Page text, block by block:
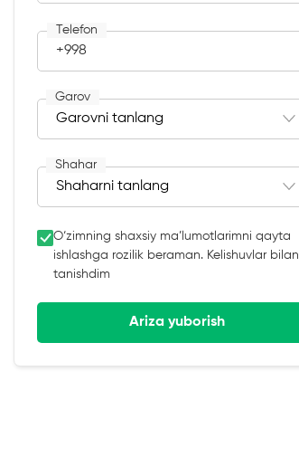
Telefon
+998
Garov
Shahar
O‘zimning shaxsiy ma’lumotlarimni qayta
ishlashga rozilik beraman. Kelishuvlar bilan
tanishdim
Ariza yuborish